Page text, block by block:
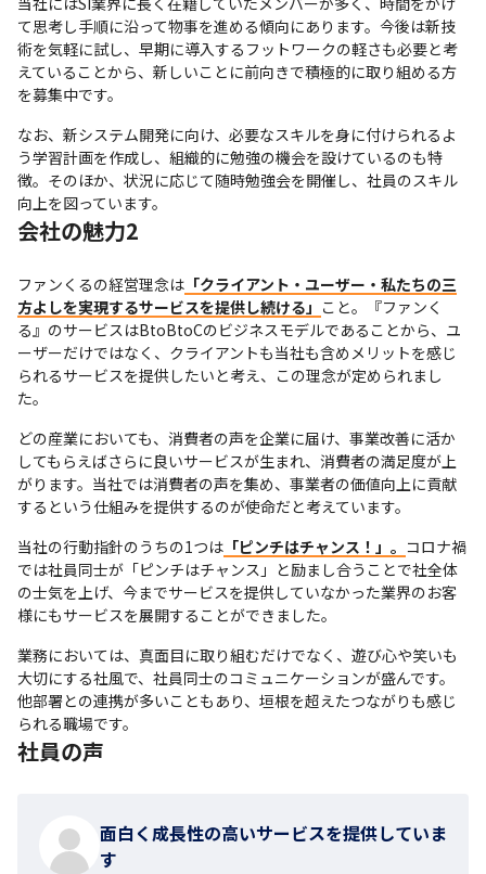
て思考し手順に沿って物事を進める傾向にあります。今後は新技
術を気軽に試し、早期に導入するフットワークの軽さも必要と考
えていることから、新しいことに前向きで積極的に取り組める方
を募集中です。
なお、新システム開発に向け、必要なスキルを身に付けられるよ
う学習計画を作成し、組織的に勉強の機会を設けているのも特
徴。そのほか、状況に応じて随時勉強会を開催し、社員のスキル
向上を図っています。
会社の魅力2
ファンくるの経営理念は 「クライアント・ユーザー・私たちの三
方よしを実現するサービスを提供し続ける」 こと。『ファンく
る』のサービスはBtoBtoCのビジネスモデルであることから、ユ
ーザーだけではなく、クライアントも当社も含めメリットを感じ
られるサービスを提供したいと考え、この理念が定められまし
た。
どの産業においても、消費者の声を企業に届け、事業改善に活か
してもらえばさらに良いサービスが生まれ、消費者の満足度が上
がります。当社では消費者の声を集め、事業者の価値向上に貢献
するという仕組みを提供するのが使命だと考えています。
当社の行動指針のうちの1つは 「ピンチはチャンス！」。 コロナ禍
では社員同士が「ピンチはチャンス」と励まし合うことで社全体
の士気を上げ、今までサービスを提供していなかった業界のお客
様にもサービスを展開することができました。
業務においては、真面目に取り組むだけでなく、遊び心や笑いも
大切にする社風で、社員同士のコミュニケーションが盛んです。
他部署との連携が多いこともあり、垣根を超えたつながりも感じ
られる職場です。
社員の声
面白く成長性の高いサービスを提供していま
す